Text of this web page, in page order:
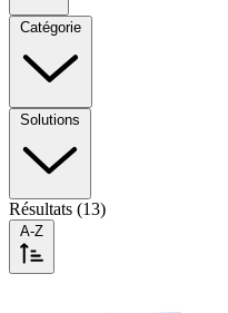
Catégorie
Solutions
Résultats (13)
A-Z